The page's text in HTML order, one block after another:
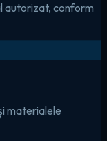
autorizat, conform
materialele